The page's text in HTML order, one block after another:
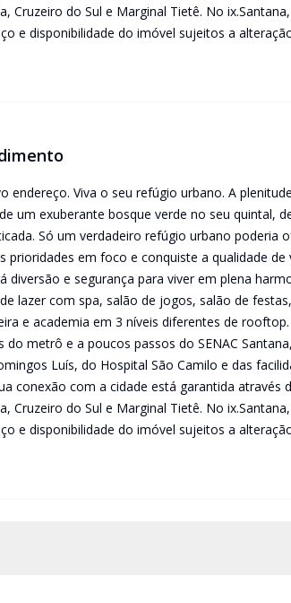
Cruzeiro do Sul e Marginal Tietê. No
e disponibilidade do imóvel sujeitos a
endereço. Viva o seu refúgio urbano. A
um exuberante bosque verde no seu quintal,
Só um verdadeiro refúgio urbano poderia
prioridades em foco e conquiste a qualidade
diversão e segurança para viver em plena
lazer com spa, salão de jogos, salão de
e academia em 3 níveis diferentes de
do metrô e a poucos passos do SENAC
Luís, do Hospital São Camilo e das
conexão com a cidade está garantida
Cruzeiro do Sul e Marginal Tietê. No
e disponibilidade do imóvel sujeitos a